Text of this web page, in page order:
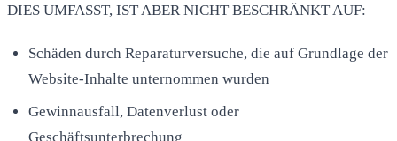
DIES UMFASST, IST ABER NICHT BESCHRÄNKT AUF:
Schäden durch Reparaturversuche, die auf Grundlage der
Website-Inhalte unternommen wurden
Gewinnausfall, Datenverlust oder
Geschäftsunterbrechung